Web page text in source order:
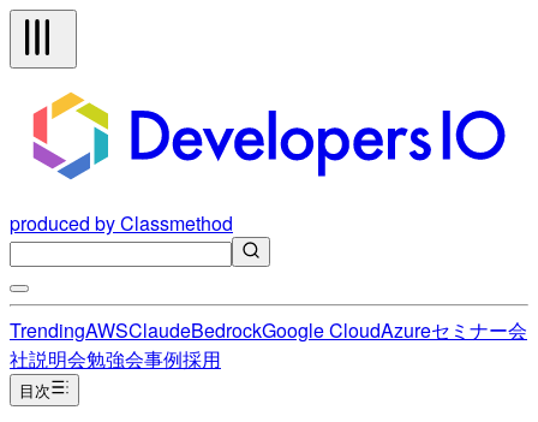
produced by Classmethod
TrendingAWSClaudeBedrockGoogle CloudAzureセミナー会
社説明会勉強会事例採用
目次